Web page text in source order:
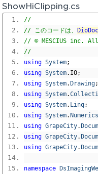
ShowHiClipping.cs
//
// このコードは、
// © MESCIUS inc.
//
using System;
using System. IO;
using System. Drawing;
using System.
using System. Linq;
using System. Numerics
using GrapeCity.
using GrapeCity.
using GrapeCity.
namespace